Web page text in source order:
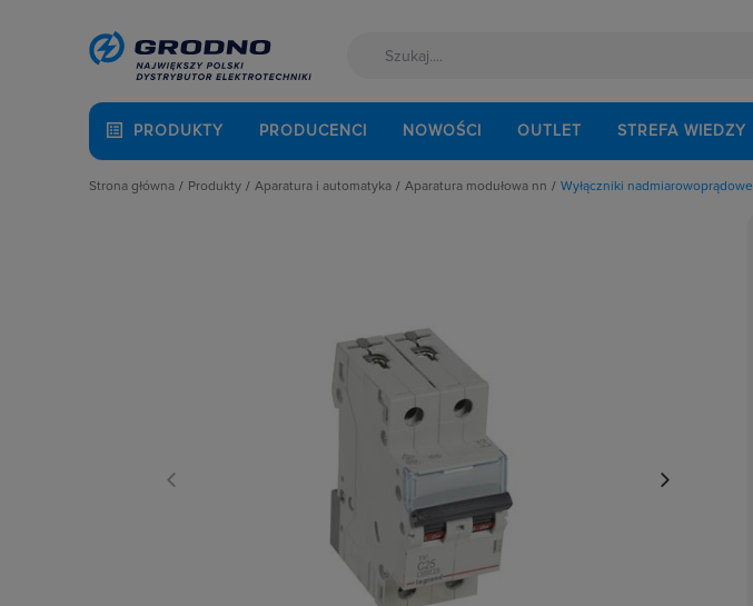
PRODUKTY PRODUCENCI NOWOŚCI OUTLET STREFA WIEDZY
Strona główna
Produkty
Ochrona odgromowa
Odzież ochronna i BHP
Osprzęt siłowy, przenośny
Systemy bezpieczeństwa
Technika instalacyjna
Aparatura i automatyka
Automatyka przemysłowa
Czujniki i wyłączniki krańcowe
Elementy pasywne
Elementy sterowania i sygnalizacji
Optoelektronika
Przekaźniki
Rozłączniki i podstawy bezpiecznikowe
Sterownie i zabezpieczenie silników elektrycznych
Wyłączniki, rozłączniki
Aparatura modułowa nn
Pozostałe akcesoria
Przekaźniki impulsowe
Przekaźniki instalacyjne
Przyciski modułowe
Regulatory temperatury
Rozłączniki bezpiecznikowe D0
Ściemniacze
Styczniki modułowe
Szyny łączeniowe widełkowe i sztyftowe
Transformatory dzwonkowe
Wkładki bezpiecznikowe cylindryczne
Wkładki bezpiecznikowe cylindryczne miniaturowe
Wyłączniki i bloki różnicowoprądowe
Wyłączniki nadmiarowoprądowe
Wyłączniki przeciwpożarowe
Wyłączniki nadmiarowoprądowe